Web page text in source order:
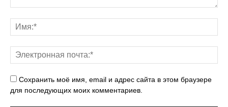
Сохранить моё имя, email и адрес сайта в этом браузере
для последующих моих комментариев.